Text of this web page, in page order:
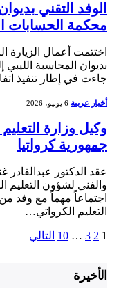
الوفد التقني
محكمة الحسابات
اختتمت أعمال الزيارة
بديوان المحاسبة
جاءت في إطار تنفيذ
أخبار عربية 6 يونيو، 2026
وكيل وزارة
جمهورية كرواتيا
عقد الدكتور عبدالقادر
والفني لشؤون التعليم
اجتماعاً مهماً مع وفد من
التعليم الكرواتي…
2
3
…
10 التالي
الأخيرة